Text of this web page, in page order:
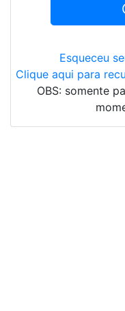
Esqueceu
Clique aqui para
OBS: somente